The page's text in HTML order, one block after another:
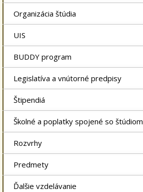
Organizácia štúdia
UIS
BUDDY program
Legislatíva a vnútorné predpisy
Štipendiá
Školné a poplatky spojené so štúdiom
Rozvrhy
Predmety
Ďalšie vzdelávanie